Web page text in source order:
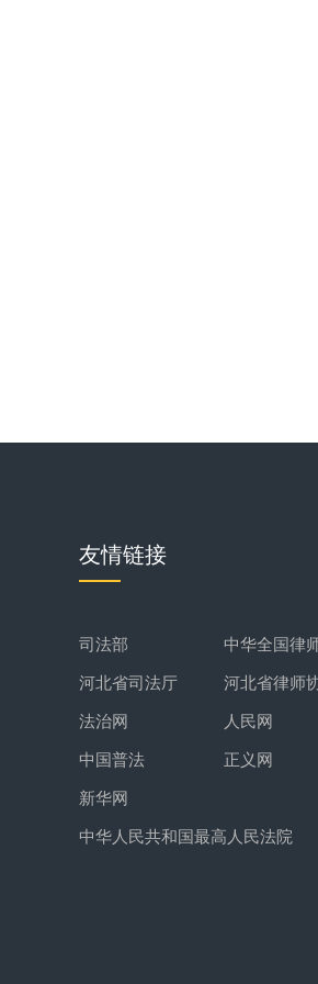
友情链接
司法部 中华全国律
河北省司法厅 河北省律师
法治网 人民网
中国普法 正义网
新华网
中华人民共和国最高人民法院